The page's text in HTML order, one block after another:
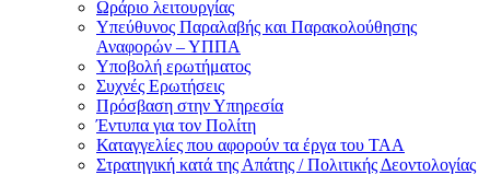
Ωράριο λειτουργίας
Υπεύθυνος Παραλαβής και Παρακολούθησης
Αναφορών – ΥΠΠΑ
Υποβολή ερωτήματος
Συχνές Ερωτήσεις
Πρόσβαση στην Υπηρεσία
Έντυπα για τον Πολίτη
Καταγγελίες που αφορούν τα έργα του ΤΑΑ
Στρατηγική κατά της Απάτης / Πολιτικής Δεοντολογίας